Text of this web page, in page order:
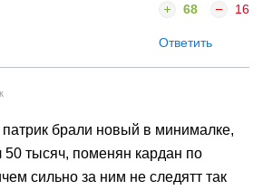
68 16
Ответить
брали новый в минималке,
50 тысяч, поменян кардан по
сильно за ним не следятт так